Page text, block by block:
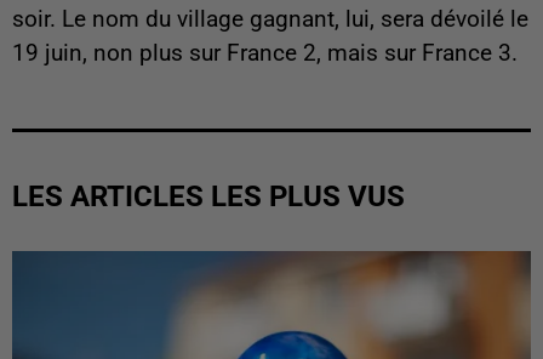
soir. Le nom du village gagnant, lui, sera dévoilé le
19 juin, non plus sur France 2, mais sur France 3.
LES ARTICLES LES PLUS VUS